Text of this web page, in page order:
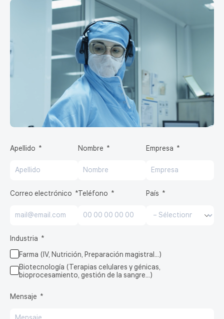
Apellido Nombre Empresa
Correo electrónico Teléfono País
Industria
Farma (IV, Nutrición, Preparación magistral…)
Biotecnología (Terapias celulares y génicas,
bioprocesamiento, gestión de la sangre…)
Mensaje